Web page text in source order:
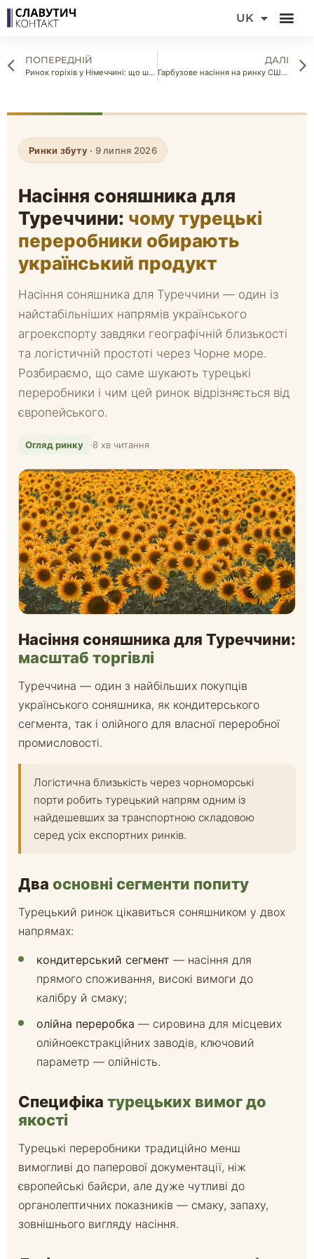
UK
FR
ПОПЕРЕДНІЙ
Ринок горіхів у Німеччині: що шукають місцеві імпортери
ДАЛІ
Гарбузове насіння на ринку США: бар’єри входу та вимоги FDA
Ринки збуту · 9 липня 2026
Насіння соняшника для
Туреччини: чому турецькі
переробники обирають
український продукт
Насіння соняшника для Туреччини — один із
найстабільніших напрямів українського
агроекспорту завдяки географічній близькості
та логістичній простоті через Чорне море.
Розбираємо, що саме шукають турецькі
переробники і чим цей ринок відрізняється від
європейського.
Огляд ринку ·8 хв читання
Насіння соняшника для Туреччини:
масштаб торгівлі
Туреччина — один з найбільших покупців
українського соняшника, як кондитерського
сегмента, так і олійного для власної переробної
промисловості.
Логістична близькість через чорноморські
порти робить турецький напрям одним із
найдешевших за транспортною складовою
серед усіх експортних ринків.
Два основні сегменти попиту
Турецький ринок цікавиться соняшником у двох
напрямах:
кондитерський сегмент — насіння для
прямого споживання, високі вимоги до
калібру й смаку;
олійна переробка — сировина для місцевих
олійноекстракційних заводів, ключовий
параметр — олійність.
Специфіка турецьких вимог до
якості
Турецькі переробники традиційно менш
вимогливі до паперової документації, ніж
європейські байєри, але дуже чутливі до
органолептичних показників — смаку, запаху,
зовнішнього вигляду насіння.